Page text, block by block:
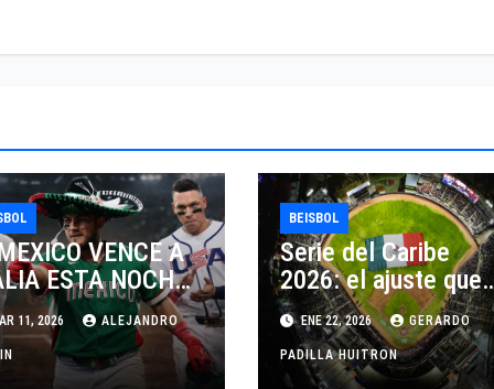
VENCE A
ESTA NOCHE
A USA, DEL
DE
2026
11, 2026 ALEJANDRO
BEISBOL
Serie del Caribe
2026: el ajuste que
llevó a México a
competir con dos
equipos
ENE 22, 2026 GERARDO
PADILLA HUITRON